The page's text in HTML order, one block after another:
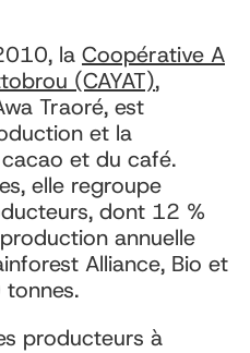
la Coopérative A
(CAYAT),
Traoré, est
et la
et du café.
elle regroupe
dont 12 %
annuelle
Alliance, Bio et
producteurs à